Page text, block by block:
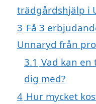
trädgårdshjälp i
3 Få 3
Unnaryd från
3.1 Vad kan
dig med?
4 Hur mycket